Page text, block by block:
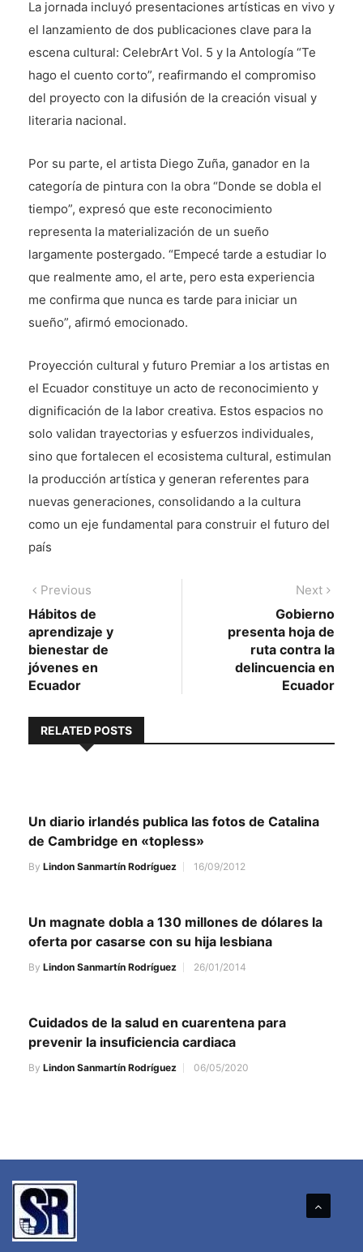
La jornada incluyó presentaciones artísticas en vivo y
el lanzamiento de dos publicaciones clave para la
escena cultural: CelebrArt Vol. 5 y la Antología “Te
hago el cuento corto”, reafirmando el compromiso
del proyecto con la difusión de la creación visual y
literaria nacional.
Por su parte, el artista Diego Zuña, ganador en la
categoría de pintura con la obra “Donde se dobla el
tiempo”, expresó que este reconocimiento
representa la materialización de un sueño
largamente postergado. “Empecé tarde a estudiar lo
que realmente amo, el arte, pero esta experiencia
me confirma que nunca es tarde para iniciar un
sueño”, afirmó emocionado.
Proyección cultural y futuro Premiar a los artistas en
el Ecuador constituye un acto de reconocimiento y
dignificación de la labor creativa. Estos espacios no
solo validan trayectorias y esfuerzos individuales,
sino que fortalecen el ecosistema cultural, estimulan
la producción artística y generan referentes para
nuevas generaciones, consolidando a la cultura
como un eje fundamental para construir el futuro del
país
Navegación
de
entradas
Previous
post:
Hábitos de
aprendizaje y
bienestar de
jóvenes en
Ecuador
Next
post:
Gobierno
presenta hoja de
ruta contra la
delincuencia en
Ecuador
RELATED POSTS
Un diario irlandés publica las fotos de Catalina
de Cambridge en «topless»
By Lindon Sanmartín Rodríguez 16/09/2012
Un magnate dobla a 130 millones de dólares la
oferta por casarse con su hija lesbiana
By Lindon Sanmartín Rodríguez 26/01/2014
Cuidados de la salud en cuarentena para
prevenir la insuficiencia cardiaca
By Lindon Sanmartín Rodríguez 06/05/2020